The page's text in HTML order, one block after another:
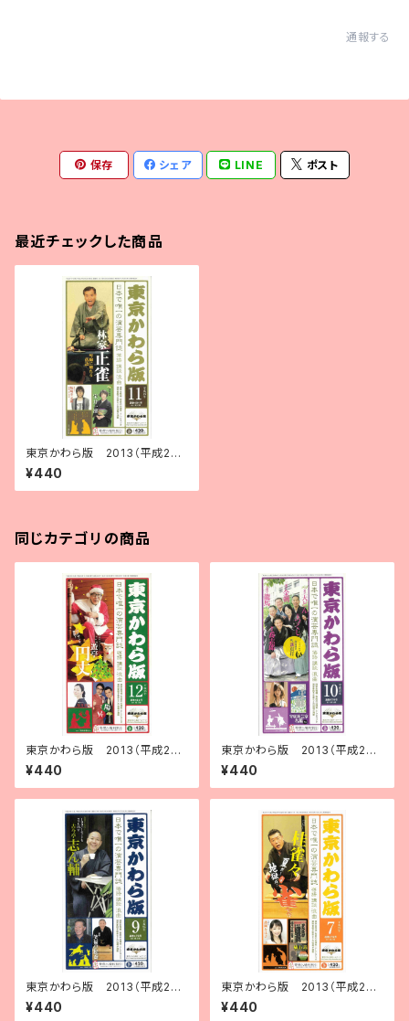
通報する
保存 シェア LINE ポスト
最近チェックした商品
東京かわら版 2013（平成25）
年11月号
¥440
同じカテゴリの商品
東京かわら版 2013（平成25）
年12月号
¥440
東京かわら版 2013（平成25）
年10月号
¥440
東京かわら版 2013（平成25）
年９月号
¥440
東京かわら版 2013（平成25）
年７月号
¥440